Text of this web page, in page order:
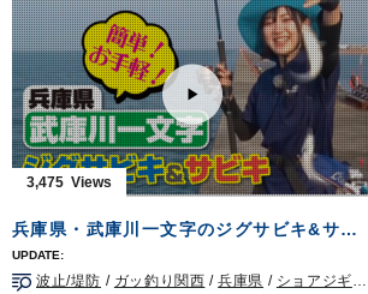
を狙います。
状況に応じてDraw4のカラーやサイズを使い
分け、ヒットを量産!
■使用アイテム
・からまんオモリグリーダーシングル/ダブル
・Draw4 2.5号/3号
ルアーパラダイス九州TV TVQ九州放送 毎
週土曜日 朝5時30分～6時放送
OWNERMOVIEhttp://ownertv.jp/
http://www.owner.co.jp
ルアーパラダイス九州オンライン
http://lurepara.tsuribito.co.jp/
3,475
兵庫県・武庫川一文字のジグサビキ&サビキ
波止/堤防 / ガッ釣り関西 /兵庫県 / ショアジギング